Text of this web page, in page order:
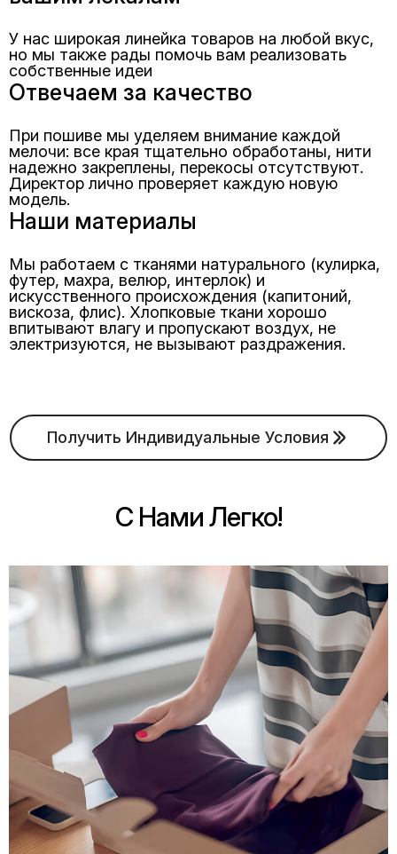
У нас широкая линейка товаров на любой вкус,
но мы также рады помочь вам реализовать
собственные идеи
Отвечаем за качество
При пошиве мы уделяем внимание каждой
мелочи: все края тщательно обработаны, нити
надежно закреплены, перекосы отсутствуют.
Директор лично проверяет каждую новую
модель.
Наши материалы
Мы работаем с тканями натурального (кулирка,
футер, махра, велюр, интерлок) и
искусственного происхождения (капитоний,
вискоза, флис). Хлопковые ткани хорошо
впитывают влагу и пропускают воздух, не
электризуются, не вызывают раздражения.
Получить Индивидуальные Условия
С Нами Легко!